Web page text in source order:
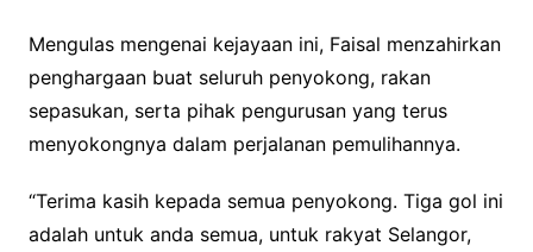
Mengulas mengenai kejayaan ini, Faisal menzahirkan
penghargaan buat seluruh penyokong, rakan
sepasukan, serta pihak pengurusan yang terus
menyokongnya dalam perjalanan pemulihannya.
“Terima kasih kepada semua penyokong. Tiga gol ini
adalah untuk anda semua, untuk rakyat Selangor,